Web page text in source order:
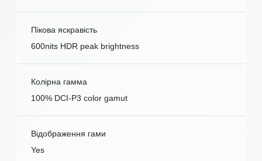
Пікова яскравість
600nits HDR peak brightness
Колірна гамма
100% DCI-P3 color gamut
Відображення гами
Yes